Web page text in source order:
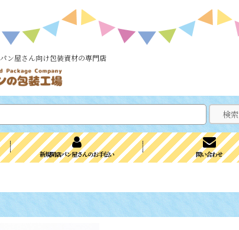
ン屋さん向け包装資材の専門店
検索
新規開店パン屋さんのお手伝い 問い合わせ